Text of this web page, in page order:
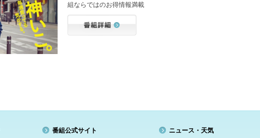
組ならではのお得情報満載
番組公式サイト ニュース・天気